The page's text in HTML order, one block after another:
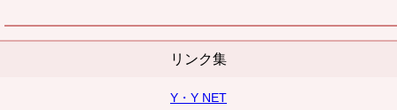
リンク集
Y・Y NET